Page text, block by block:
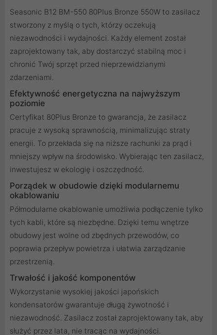
Seasonic B12 BM-550 80Plus Bronze 550W to zasilacz
stworzony z myślą o tych, którzy oczekują
niezawodności i wydajności. Każdy element został
zaprojektowany tak, aby dostarczyć stabilną moc i
chronić Twój sprzęt przed nieprzewidzianymi
zdarzeniami.
Efektywność energetyczna na najwyższym
poziomie
Certyfikat 80Plus Bronze to gwarancja, że zasilacz
pracuje z wysoką sprawnością, minimalizując straty
energii. To przekłada się na niższe rachunki za prąd i
mniejszy wpływ na środowisko. Wybierając ten zasilacz,
inwestujesz w ekologię i oszczędność.
Porządek w obudowie dzięki modularnemu
okablowaniu
Półmodularne okablowanie umożliwia podłączenie tylko
tych kabli, które są niezbędne. Dzięki temu wnętrze
obudowy jest wolne od zbędnych przewodów, co
poprawia przepływ powietrza i ułatwia zarządzanie
przestrzenią.
Trwałość i jakość komponentów
Wykorzystanie wysokiej jakości japońskich
kondensatorów gwarantuje długą żywotność i
niezawodność. Zasilacz został zaprojektowany tak, aby
służyć przez lata, nie tracąc na wydajności.